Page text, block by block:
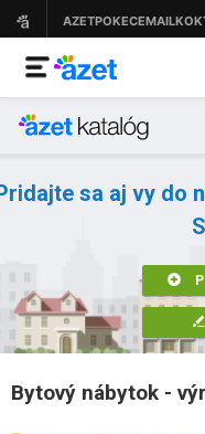
sa aj vy do
Bytový nábytok -